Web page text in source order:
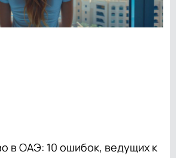
в ОАЭ: 10 ошибок, ведущих к